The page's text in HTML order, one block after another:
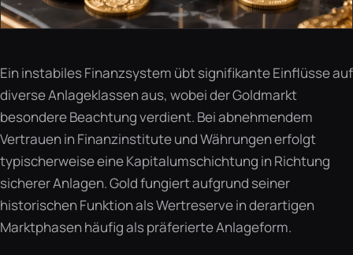
Ein instabiles Finanzsystem übt signifikante Einflüsse auf
diverse Anlageklassen aus, wobei der Goldmarkt
besondere Beachtung verdient. Bei abnehmendem
Vertrauen in Finanzinstitute und Währungen erfolgt
typischerweise eine Kapitalumschichtung in Richtung
sicherer Anlagen. Gold fungiert aufgrund seiner
historischen Funktion als Wertreserve in derartigen
Marktphasen häufig als präferierte Anlageform.